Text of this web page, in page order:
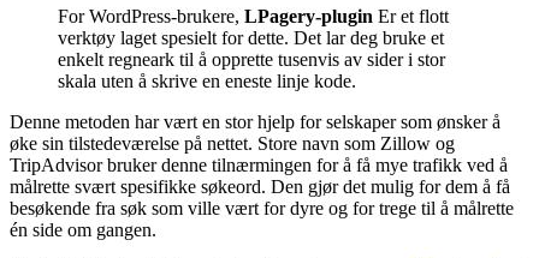
For WordPress-brukere, LPagery-plugin Er et flott
verktøy laget spesielt for dette. Det lar deg bruke et
enkelt regneark til å opprette tusenvis av sider i stor
skala uten å skrive en eneste linje kode.
Denne metoden har vært en stor hjelp for selskaper som ønsker å
øke sin tilstedeværelse på nettet. Store navn som Zillow og
TripAdvisor bruker denne tilnærmingen for å få mye trafikk ved å
målrette svært spesifikke søkeord. Den gjør det mulig for dem å få
besøkende fra søk som ville vært for dyre og for trege til å målrette
én side om gangen.